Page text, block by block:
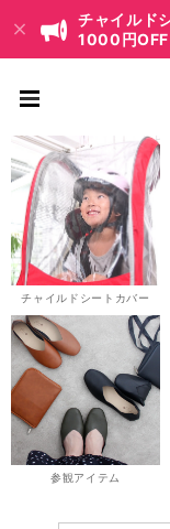
チャイルド
1000円
チャイルドシートカバー
参観アイテム